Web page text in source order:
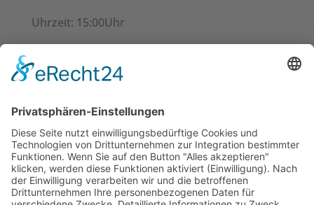
Uhrzeit: 15:00Uhr
Impressum Datenschutz Links
Developed and powered bygrafix.house